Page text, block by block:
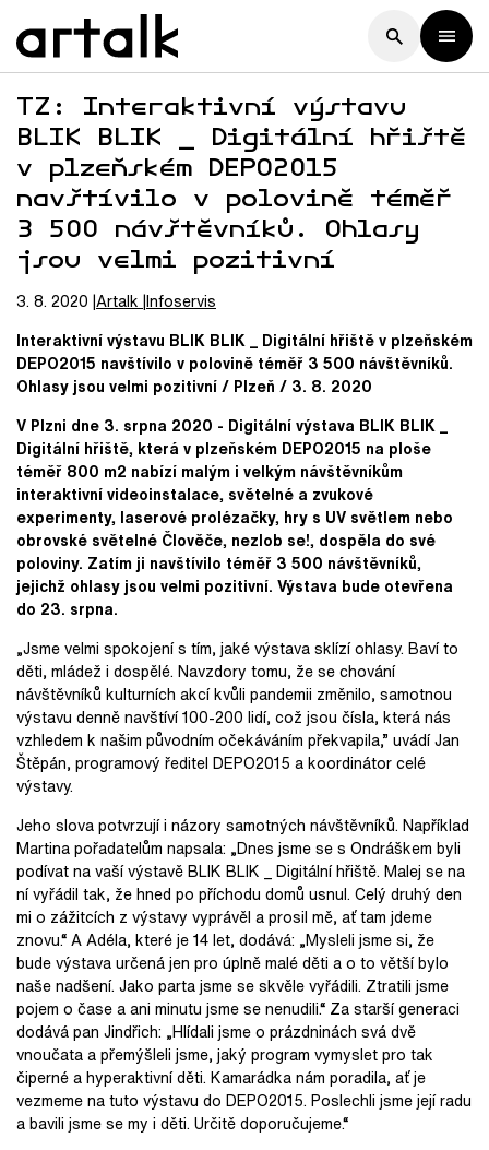
TZ: Interaktivní výstavu
BLIK BLIK _ Digitální hřiště
v plzeňském DEPO2015
navštívilo v polovině téměř
3 500 návštěvníků. Ohlasy
jsou velmi pozitivní
3. 8. 2020 Artalk Infoservis
Interaktivní výstavu BLIK BLIK _ Digitální hřiště v plzeňském
DEPO2015 navštívilo v polovině téměř 3 500 návštěvníků.
Ohlasy jsou velmi pozitivní / Plzeň / 3. 8. 2020
V Plzni dne 3. srpna 2020 - Digitální výstava BLIK BLIK _
Digitální hřiště, která v plzeňském DEPO2015 na ploše
téměř 800 m2 nabízí malým i velkým návštěvníkům
interaktivní videoinstalace, světelné a zvukové
experimenty, laserové prolézačky, hry s UV světlem nebo
obrovské světelné Člověče, nezlob se!, dospěla do své
poloviny. Zatím ji navštívilo téměř 3 500 návštěvníků,
jejichž ohlasy jsou velmi pozitivní. Výstava bude otevřena
do 23. srpna.
„Jsme velmi spokojení s tím, jaké výstava sklízí ohlasy. Baví to
děti, mládež i dospělé. Navzdory tomu, že se chování
návštěvníků kulturních akcí kvůli pandemii změnilo, samotnou
výstavu denně navštíví 100-200 lidí, což jsou čísla, která nás
vzhledem k našim původním očekáváním překvapila,” uvádí Jan
Štěpán, programový ředitel DEPO2015 a koordinátor celé
výstavy.
Jeho slova potvrzují i názory samotných návštěvníků. Například
Martina pořadatelům napsala: „Dnes jsme se s Ondráškem byli
podívat na vaší výstavě BLIK BLIK _ Digitální hřiště. Malej se na
ní vyřádil tak, že hned po příchodu domů usnul. Celý druhý den
mi o zážitcích z výstavy vyprávěl a prosil mě, ať tam jdeme
znovu.“ A Adéla, které je 14 let, dodává: „Mysleli jsme si, že
bude výstava určená jen pro úplně malé děti a o to větší bylo
naše nadšení. Jako parta jsme se skvěle vyřádili. Ztratili jsme
pojem o čase a ani minutu jsme se nenudili.“ Za starší generaci
dodává pan Jindřich: „Hlídali jsme o prázdninách svá dvě
vnoučata a přemýšleli jsme, jaký program vymyslet pro tak
čiperné a hyperaktivní děti. Kamarádka nám poradila, ať je
vezmeme na tuto výstavu do DEPO2015. Poslechli jsme její radu
a bavili jsme se my i děti. Určitě doporučujeme.“